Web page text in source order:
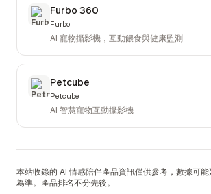
Furbo 360
Furbo
AI 寵物攝影機，互動餵食與健康監測
Petcube
Petcube
AI 智慧寵物互動攝影機
本站收錄的 AI 情感陪伴產品資訊僅供參考，數據可
為準。產品排名不分先後。